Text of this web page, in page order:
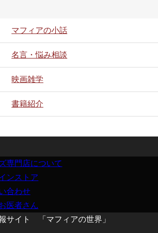
マフィアの小話
名言・悩み相談
映画雑学
書籍紹介
専門店について
ンストア
合わせ
医者さん
サイト 「マフィアの世界」